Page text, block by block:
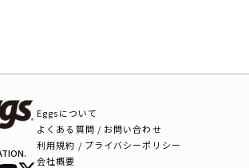
Eggsについて
よくある質問 / お問い合わせ
利用規約 / プライバシーポリシー
会社概要